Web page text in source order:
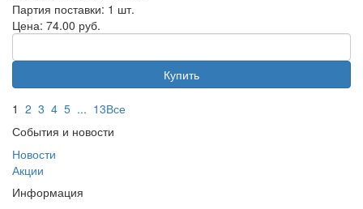
Партия поставки: 1 шт.
Цена: 74.00 руб.
Купить
1 2 3 4 5 ... 13Все
События и новости
Новости
Акции
Информация